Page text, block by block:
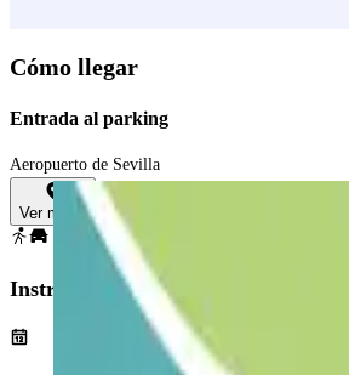
Cómo llegar
Entrada al parking
Aeropuerto de Sevilla
Ver mapa
Instrucciones